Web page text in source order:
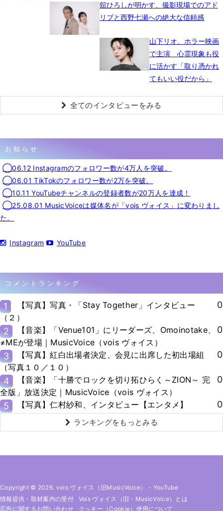
舘ひろしが明かす、撮影現場でのアド
リブと西野七瀬への絶大な信頼感
山下リオ、ホラー映画
で主演 心霊現象も役
に活かす「取り憑かれ
てもいい役だから」
全てのインタビューをみる
お知らせ
◯06.12 Instagramのフォロワー数が4万人を突破。
◯06.01 TikTokのフォロワー数が2万を突破。
◯10.11 YouTubeチャンネルの登録者数が20万人を達成！
◯25.08.01 MusicVoiceは媒体名が「vois ヴォイス」に変わりまし
た。
Instagram YouTube
コメントランキング
1
【写真】写真・「Stay Together」インタビュー
（２）
0
2
【音楽】「Venue101」にリーダーズ、Omoinotake、
≠MEが登場｜MusicVoice（vois ヴォイス）
0
3
【写真】紅白出場者決定、会見に出席した初出場組
（写真１０／１０）
0
4
【音楽】「十勝でロックを切り拓ひらく～ZION～ 完
全版」放送決定｜MusicVoice（vois ヴォイス）
0
5 【写真】仁村紗和、インタビュー【エンタメ】 0
ランキングをもっとみる
Copyright © 2026. vois ヴォイス（旧MusicVoice） - YouTube
情報提供・取材案内の受付
Vois ヴォイス（旧・MusicVoice）とは
広告に関するお問い合わせ
クッキー（cookie）使用について